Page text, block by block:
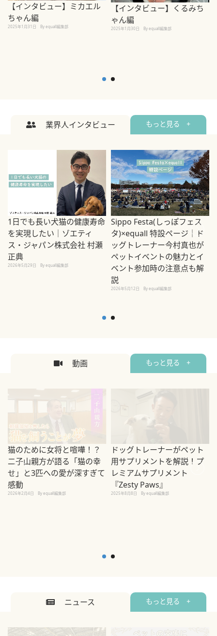
【インタビュー】ミカエル
ちゃん編
2025年1月31日 By equall編集部
【インタビュー】くるみち
ゃん編
2025年1月30日 By equall編集部
業界人インタビュー もっと見る +
1日でも長い犬猫の健康寿命
を実現したい｜ゾエティ
ス・ジャパン株式会社 村瀬
正典
2026年5月29日 By equall編集部
Sippo Festa(しっぽフェス
タ)×equall 特設ページ｜ド
ッグトレーナー今村真也が
ペットイベントの魅力とイ
ベント参加時の注意点も解
説
2026年5月12日 By equall編集部
動画 もっと見る +
猫のために女将と喧嘩！？
二子山親方が語る「猫の幸
せ」と3匹への愛が深すぎて
感動
2026年2月4日 By equall編集部
ドッグトレーナーがペット
用サプリメントを解説！プ
レミアムサプリメント
『Zesty Paws』
2025年8月8日 By equall編集部
ニュース もっと見る +